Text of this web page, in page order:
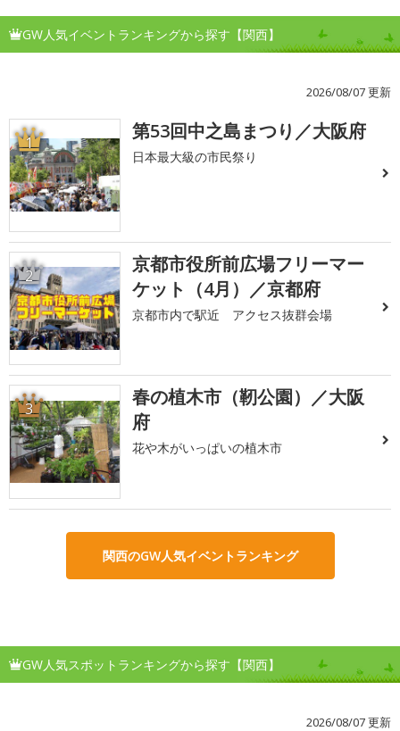
GW人気イベントランキングから探す【関西】
2026/08/07 更新
1 第53回中之島まつり／大阪府
日本最大級の市民祭り
2
京都市役所前広場フリーマー
ケット（4月）／京都府
京都市内で駅近 アクセス抜群会場
3
春の植木市（靭公園）／大阪
府
花や木がいっぱいの植木市
関西のGW人気イベントランキング
GW人気スポットランキングから探す【関西】
2026/08/07 更新